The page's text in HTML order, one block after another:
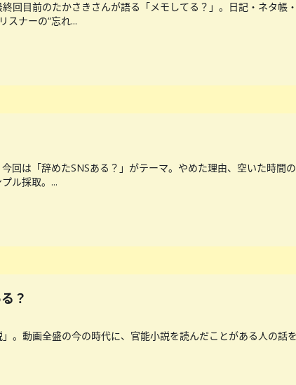
回目前のたかさきさんが語る「メモしてる？」。日記・ネタ帳
スナーの“忘れ...
回は「辞めたSNSある？」がテーマ。やめた理由、空いた時間
ル採取。...
？
。動画全盛の今の時代に、官能小説を読んだことがある人の話